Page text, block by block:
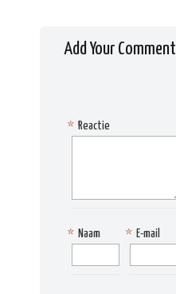
Add Your Comment
Reactie
*
Naam
* E-mail
*